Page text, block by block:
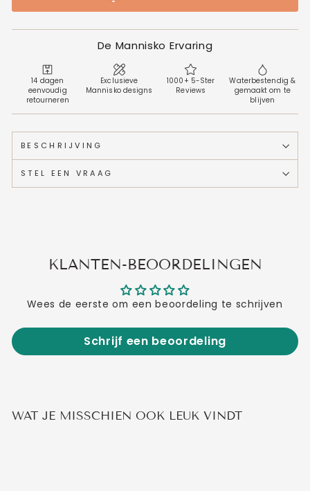
De Mannisko Ervaring
14 dagen
eenvoudig
retourneren
Exclusieve
Mannisko designs
1000+ 5-Ster
Reviews
Waterbestendig &
gemaakt om te
blijven
BESCHRIJVING
STEL EEN VRAAG
KLANTEN-BEOORDELINGEN
Wees de eerste om een beoordeling te schrijven
Schrijf een beoordeling
WAT JE MISSCHIEN OOK LEUK VINDT